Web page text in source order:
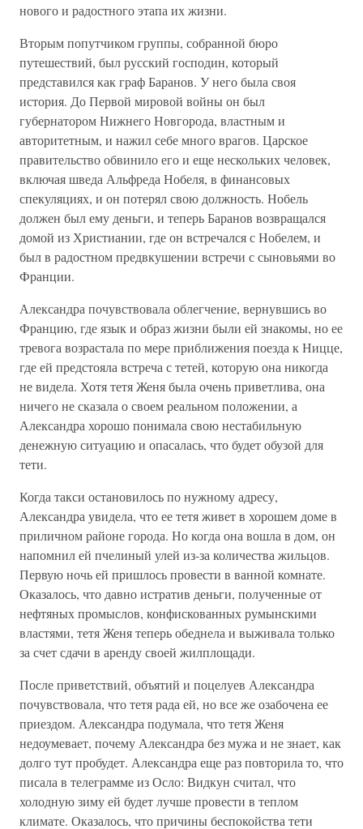
нового и радостного этапа их жизни.
Вторым попутчиком группы, собранной бюро
путешествий, был русский господин, который
представился как граф Баранов. У него была своя
история. До Первой мировой войны он был
губернатором Нижнего Новгорода, властным и
авторитетным, и нажил себе много врагов. Царское
правительство обвинило его и еще нескольких человек,
включая шведа Альфреда Нобеля, в финансовых
спекуляциях, и он потерял свою должность. Нобель
должен был ему деньги, и теперь Баранов возвращался
домой из Христиании, где он встречался с Нобелем, и
был в радостном предвкушении встречи с сыновьями во
Франции.
Александра почувствовала облегчение, вернувшись во
Францию, где язык и образ жизни были ей знакомы, но ее
тревога возрастала по мере приближения поезда к Ницце,
где ей предстояла встреча с тетей, которую она никогда
не видела. Хотя тетя Женя была очень приветлива, она
ничего не сказала о своем реальном положении, а
Александра хорошо понимала свою нестабильную
денежную ситуацию и опасалась, что будет обузой для
тети.
Когда такси остановилось по нужному адресу,
Александра увидела, что ее тетя живет в хорошем доме в
приличном районе города. Но когда она вошла в дом, он
напомнил ей пчелиный улей из-за количества жильцов.
Первую ночь ей пришлось провести в ванной комнате.
Оказалось, что давно истратив деньги, полученные от
нефтяных промыслов, конфискованных румынскими
властями, тетя Женя теперь обеднела и выживала только
за счет сдачи в аренду своей жилплощади.
После приветствий, объятий и поцелуев Александра
почувствовала, что тетя рада ей, но все же озабочена ее
приездом. Александра подумала, что тетя Женя
недоумевает, почему Александра без мужа и не знает, как
долго тут пробудет. Александра еще раз повторила то, что
писала в телеграмме из Осло: Видкун считал, что
холодную зиму ей будет лучше провести в теплом
климате. Оказалось, что причины беспокойства тети